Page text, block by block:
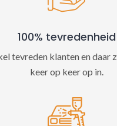
100% tevredenheid
tevreden klanten en daar
keer op keer op in.